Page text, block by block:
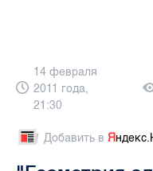
14 февраля
2011 года,
21:30
Добавить в Я